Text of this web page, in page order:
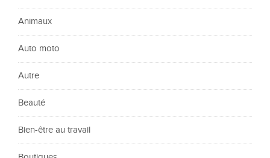
Animaux
Auto moto
Autre
Beauté
Bien-être au travail